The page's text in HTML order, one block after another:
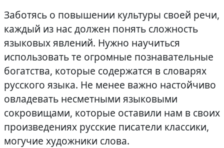
Заботясь о повышении культуры своей речи,
каждый из нас должен понять сложность
языковых явлений. Нужно научиться
использовать те огромные познавательные
богатства, которые содержатся в словарях
русского языка. Не менее важно настойчиво
овладевать несметными языковыми
сокровищами, которые оставили нам в своих
произведениях русские писатели классики,
могучие художники слова.